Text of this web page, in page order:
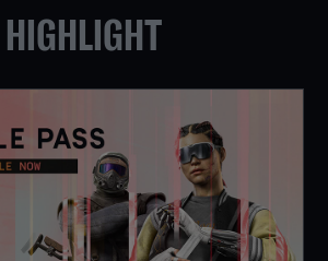
HIGHLIGHT